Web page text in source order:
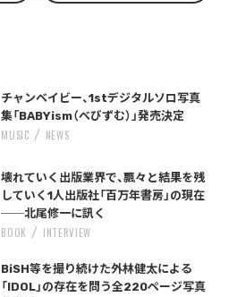
チャンベイビー、1stデジタルソロ写真
集「BABYism（べびずむ）」発売決定
MUSIC NEWS
壊れていく出版業界で、飄々と結果を残
していく1人出版社「百万年書房」の現在
──北尾修一に訊く
BOOK INTERVIEW
BiSH等を撮り続けた外林健太による
「IDOL」の存在を問う全220ページ写真